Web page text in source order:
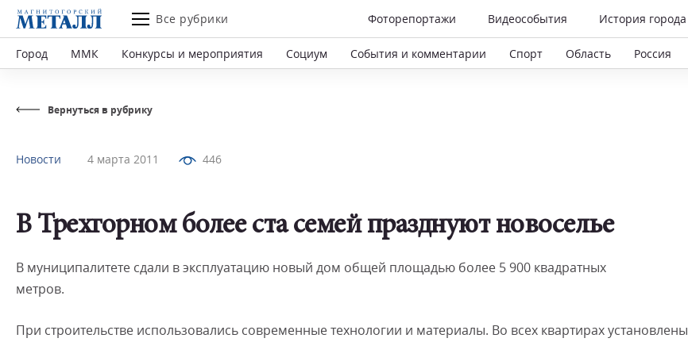
Все рубрики Фоторепортажи Видеособытия История города
Город ММК Конкурсы и мероприятия Социум События и комментарии Спорт Область Россия
Вернуться в рубрику
Новости 4 марта 2011 446
В Трехгорном более ста семей празднуют новоселье
В муниципалитете сдали в эксплуатацию новый дом общей площадью более 5 900 квадратных
метров.
При строительстве использовались современные технологии и материалы. Во всех квартирах установлены